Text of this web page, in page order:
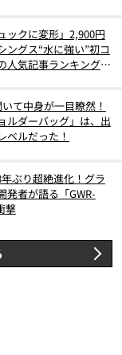
ックに変形」2,900円
ングス“水に強い”初コ
人気記事ランキングベ
て中身が一目瞭然！
ルダーバッグ」は、出
ベルだった！
年ぶり超絶進化！グラ
発者が語る「GWR-
撃